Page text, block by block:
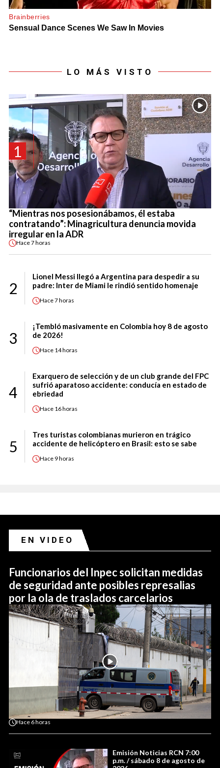
LO MÁS VISTO
1
“Mientras nos posesionábamos, él estaba
contratando”: Minagricultura denuncia movida
irregular en la ADR
Hace7 horas
2
Lionel Messi llegó a Argentina para despedir a su
padre: Inter de Miami le rindió sentido homenaje
Hace7 horas
3
¡Tembló masivamente en Colombia hoy 8 de agosto
de 2026!
Hace 14 horas
4
Exarquero de selección y de un club grande del FPC
sufrió aparatoso accidente: conducía en estado de
ebriedad
Hace 16 horas
5
Tres turistas colombianas murieron en trágico
accidente de helicóptero en Brasil: esto se sabe
Hace 9 horas
EN VIDEO
Funcionarios del Inpec solicitan medidas
de seguridad ante posibles represalias
por la ola de traslados carcelarios
Hace 6 horas
Emisión Noticias RCN 7:00
p.m. / sábado 8 de agosto de